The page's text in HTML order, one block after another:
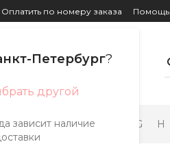
Петербург?
другой
зависит наличие
Оплатить по номеру заказа Помощь
Каталог товара
A B C D E G H